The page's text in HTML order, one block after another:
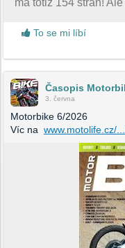
má totiž 154 stran!
To se mi líbí
Časopis
3. června
Motorbike 6/2026
Víc na www.motolife.cz/